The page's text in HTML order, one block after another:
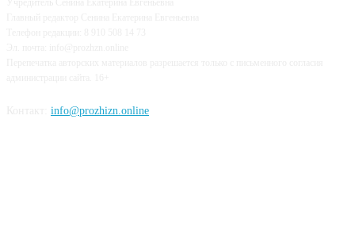
info@prozhizn.online